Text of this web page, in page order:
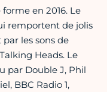
en 2016. Le
remportent de jolis
les sons de
Heads. Le
par Double J, Phil
BBC Radio 1,